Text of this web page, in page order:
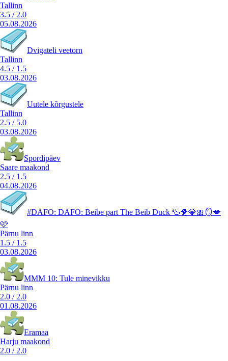
Tallinn
3.5 / 2.0
05.08.2026
Dvigateli veetorn
Tallinn
4.5 / 1.5
03.08.2026
Uutele kõrgustele
Tallinn
2.5 / 5.0
03.08.2026
Spordipäev
Saare maakond
2.5 / 1.5
04.08.2026
#DAFO: DAFO: Beibe part The Beib Duck 🦆🐥💎🎀🪞💋
🩷
Pärnu linn
1.5 / 1.5
03.08.2026
MMM 10: Tule minevikku
Pärnu linn
2.0 / 2.0
01.08.2026
Eramaa
Harju maakond
2.0 / 2.0